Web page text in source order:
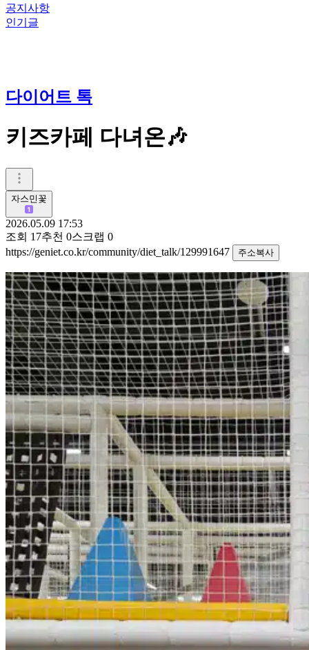
공지사항
인기글
다이어트 톡
키즈카페 다녀온🎶
자스민꽃
2026.05.09 17:53
조회 17추천 0스크랩 0
https://geniet.co.kr/community/diet_talk/129991647
주소복사